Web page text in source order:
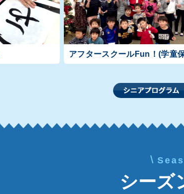
アフタースクールFun！ (学童
シーズ